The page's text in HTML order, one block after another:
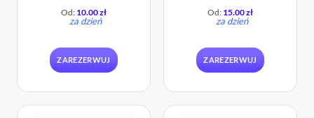
Od: 10.00zł
za dzień
ZAREZERWUJ
Od: 15.00zł
za dzień
ZAREZERWUJ